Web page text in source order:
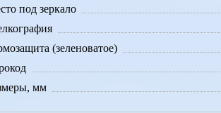
под зеркало
(зеленоватое)
мм